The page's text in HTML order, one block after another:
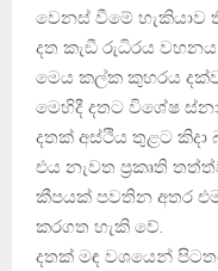
වෙනස් වීමේ හැකියාව
දත කැඞී රුධිරය
මෙය කල්ක කුහරය
මෙහිදී දතට විශේෂ
දතක් අස්ථිය තුළට කිදා
එය නැවත ප‍්‍රකෘති
කීපයක් පවතින අතර
කරගත හැකි වේ.
දතක් මඳ වශයෙන්